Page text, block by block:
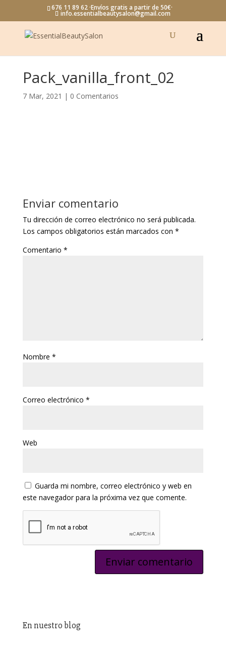
676 11 89 62 ·Envíos gratis a partir de 50€·
info.essentialbeautysalon@gmail.com
Pack_vanilla_front_02
7 Mar, 2021 | 0 Comentarios
Enviar comentario
Tu dirección de correo electrónico no será publicada.
Los campos obligatorios están marcados con *
Comentario *
Nombre *
Correo electrónico *
Web
Guarda mi nombre, correo electrónico y web en
este navegador para la próxima vez que comente.
En nuestro blog